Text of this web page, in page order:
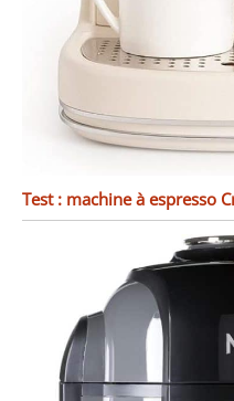
Test : machine à espresso